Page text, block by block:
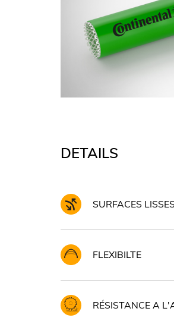
DETAILS
SURFACES LISSES
FLEXIBILTE
RÉSISTANCE A